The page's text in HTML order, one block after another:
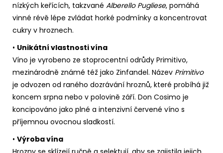
nízkých keřících, takzvané Alberello Pugliese, pomáhá
vinné révě lépe zvládat horké podmínky a koncentrovat
cukry v hroznech.
• Unikátní vlastnosti vína
Víno je vyrobeno ze stoprocentní odrůdy Primitivo,
mezinárodně známé též jako Zinfandel. Název Primitivo
je odvozen od raného dozrávání hroznů, které probíhá již
koncem srpna nebo v polovině září. Don Cosimo je
koncipováno jako plné a intenzivní červené víno s
příjemnou ovocnou sladkostí.
• Výroba vína